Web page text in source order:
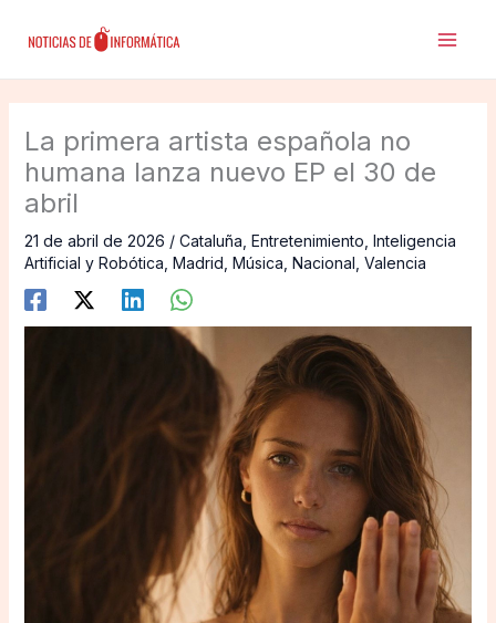
La primera artista española no
humana lanza nuevo EP el 30 de
abril
21 de abril de 2026 / Cataluña Entretenimiento Inteligencia
Artificial y Robótica Madrid Música Nacional Valencia